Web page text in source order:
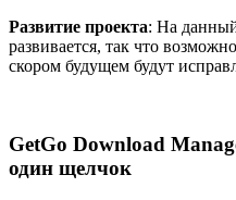
Развитие проекта: На
развивается, так что
скором будущем будут
GetGo Download
один щелчок